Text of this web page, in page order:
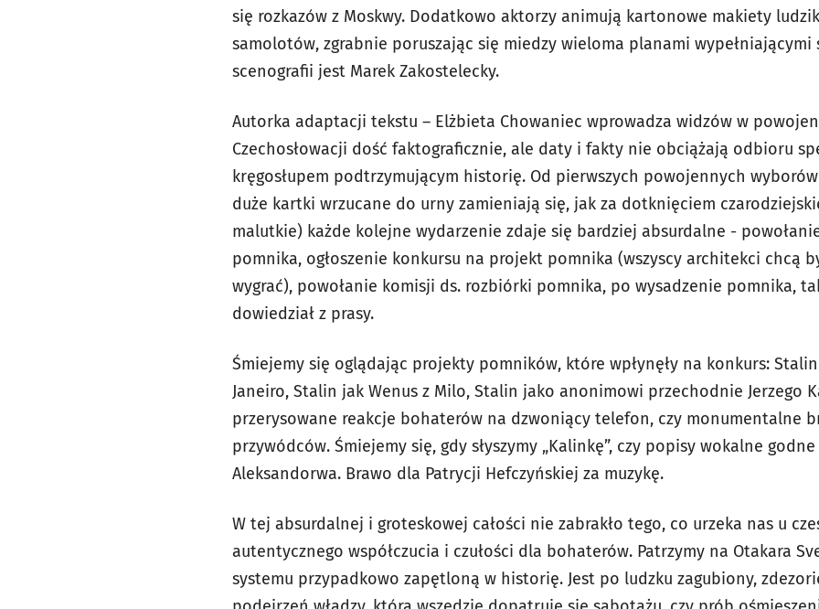
się rozkazów z Moskwy. Dodatkowo aktorzy animują kartonowe makiety
samolotów, zgrabnie poruszając się miedzy wieloma planami wypełniającymi
scenografii jest Marek Zakostelecky.
Autorka adaptacji tekstu – Elżbieta Chowaniec wprowadza widzów w
Czechosłowacji dość faktograficznie, ale daty i fakty nie obciążają odbioru
kręgosłupem podtrzymującym historię. Od pierwszych powojennych wyborów
duże kartki wrzucane do urny zamieniają się, jak za dotknięciem
malutkie) każde kolejne wydarzenie zdaje się bardziej absurdalne -
pomnika, ogłoszenie konkursu na projekt pomnika (wszyscy architekci chcą
wygrać), powołanie komisji ds. rozbiórki pomnika, po wysadzenie pomnika,
dowiedział z prasy.
Śmiejemy się oglądając projekty pomników, które wpłynęły na konkurs: Stalin
Janeiro, Stalin jak Wenus z Milo, Stalin jako anonimowi przechodnie Jerzego
przerysowane reakcje bohaterów na dzwoniący telefon, czy monumentalne
przywódców. Śmiejemy się, gdy słyszymy „Kalinkę”, czy popisy wokalne
Aleksandorwa. Brawo dla Patrycji Hefczyńskiej za muzykę.
W tej absurdalnej i groteskowej całości nie zabrakło tego, co urzeka nas u
autentycznego współczucia i czułości dla bohaterów. Patrzymy na Otakara
systemu przypadkowo zapętloną w historię. Jest po ludzku zagubiony,